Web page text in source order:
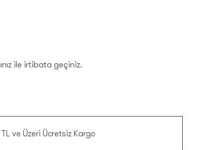
ile irtibata geçiniz.
ve Üzeri Ücretsiz Kargo